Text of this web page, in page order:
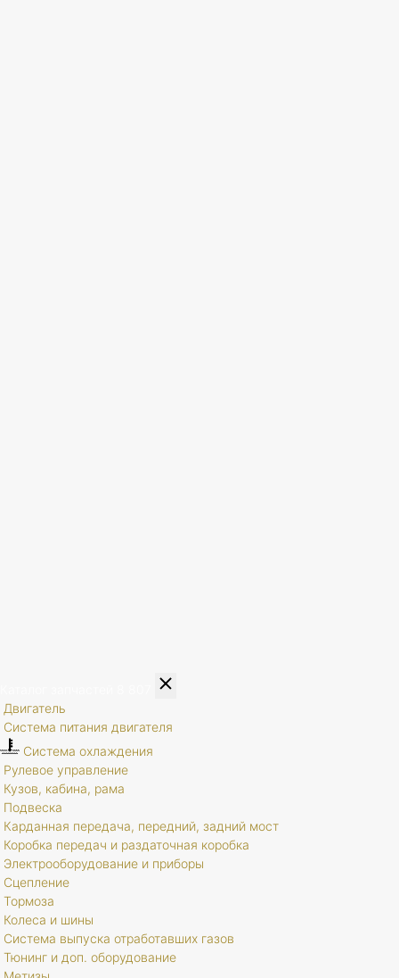
Двигатель
Система питания двигателя
Система охлаждения
Рулевое управление
Кузов, кабина, рама
Подвеска
Карданная передача, передний, задний мост
Коробка передач и раздаточная коробка
Электрооборудование и приборы
Сцепление
Тормоза
Колеса и шины
Система выпуска отработавших газов
Тюнинг и доп. оборудование